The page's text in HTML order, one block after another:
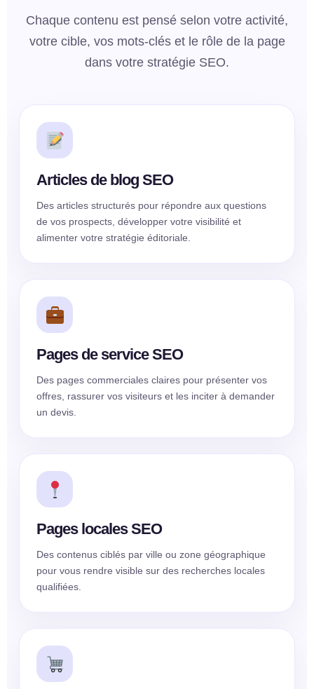
Chaque contenu est pensé selon votre activité,
votre cible, vos mots-clés et le rôle de la page
dans votre stratégie SEO.
Articles de blog SEO
Des articles structurés pour répondre aux questions
de vos prospects, développer votre visibilité et
alimenter votre stratégie éditoriale.
Pages de service SEO
Des pages commerciales claires pour présenter vos
offres, rassurer vos visiteurs et les inciter à demander
un devis.
Pages locales SEO
Des contenus ciblés par ville ou zone géographique
pour vous rendre visible sur des recherches locales
qualifiées.